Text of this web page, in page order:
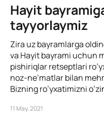
Hayit
tayyorlaymiz
Zira uz bayramlarga
va Hayit bayrami uchun
pishiriqlar retseptlari
noz-ne’matlar bilan
Bizning ro’yxatimizni
11 May, 2021